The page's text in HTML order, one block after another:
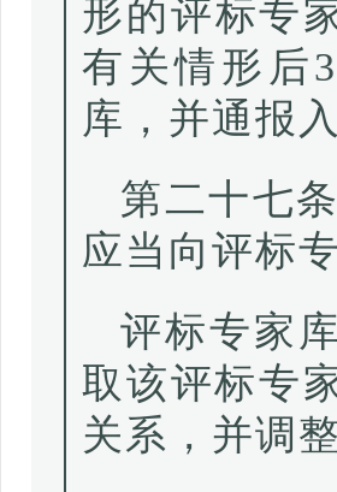
形的评标专
有关情形后
库，并通报
第二十七
应当向评标
评标专家
取该评标专
关系，并调